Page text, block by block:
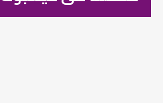
صفحتنا على فيسبوك